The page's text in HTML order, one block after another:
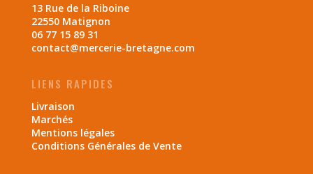
13 Rue de la Riboine
22550 Matignon
06 77 15 89 31
contact@mercerie-bretagne.com
LIENS RAPIDES
Livraison
Marchés
Mentions légales
Conditions Générales de Vente